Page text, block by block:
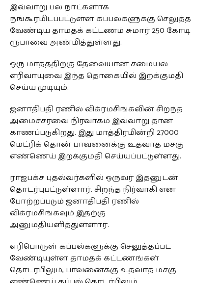
இவ்வாறு பல நாட்களாக
நங்கூரமிடப்பட்டுள்ள கப்பல்களுக்கு செலுத்த
வேண்டிய தாமதக் கட்டணம் சுமார் 250 கோடி
ரூபாவை அண்மித்துள்ளது.
ஒரு மாதத்திற்கு தேவையான சமையல்
எரிவாயுவை இந்த தொகையில் இறக்குமதி
செய்ய முடியும்.
ஜனாதிபதி ரணில் விக்ரமசிங்கவின் சிறந்த
அமைச்சரவை நிர்வாகம் இவ்வாறு தான்
காணப்படுகிறது. இது மாத்திரமின்றி 27000
மெட்ரிக் தொன் பாவனைக்கு உதவாத மசகு
எண்ணெய் இறக்குமதி செய்யப்பட்டுள்ளது.
ராஜபக்ச புதல்வர்களில் ஒருவர் இதனுடன்
தொடர்புபட்டுள்ளார். சிறந்த நிர்வாகி என
போற்றப்படும் ஜனாதிபதி ரணில்
விக்ரமசிங்கவும் இதற்கு
அனுமதியளித்துள்ளார்.
எரிபொருள் கப்பல்களுக்கு செலுத்தப்பட
வேண்டியுள்ள தாமதக் கட்டணங்கள்
தொடர்பிலும், பாவனைக்கு உதவாத மசகு